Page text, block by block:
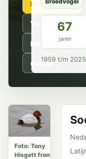
Beschrijving
Voorkomen
Kenmerken
Geluid
67
jaren
1959 t/m
Foto: Tony
Hisgett from